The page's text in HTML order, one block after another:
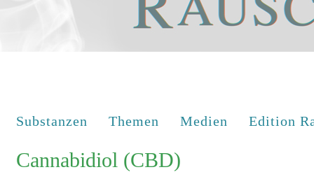
Substanzen Themen Medien Edition
Cannabidiol (CBD)